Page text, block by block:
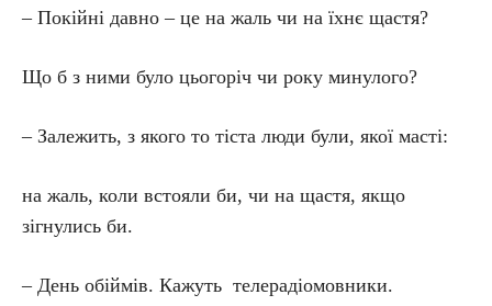
– Покійні давно – це на жаль чи на їхнє щастя?
Що б з ними було цьогоріч чи року минулого?
– Залежить, з якого то тіста люди були, якої масті:
на жаль, коли встояли би, чи на щастя, якщо
зігнулись би.
– День обіймів. Кажуть телерадіомовники.